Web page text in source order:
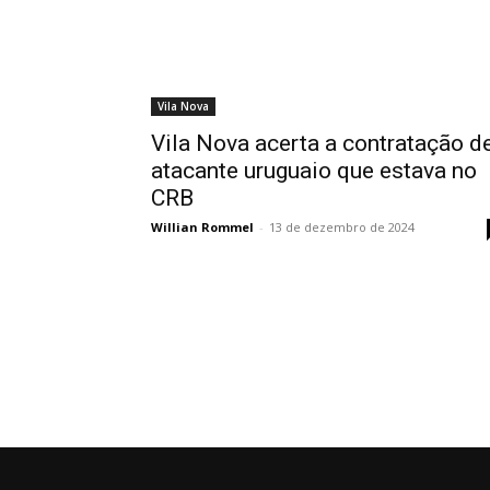
Vila Nova
Vila Nova acerta a contratação
atacante uruguaio que estava no
CRB
Willian Rommel - 13 de dezembro de 2024